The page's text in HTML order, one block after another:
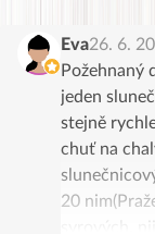
Eva26. 6.
Požehnaný
jeden
stejně
chuť na
20